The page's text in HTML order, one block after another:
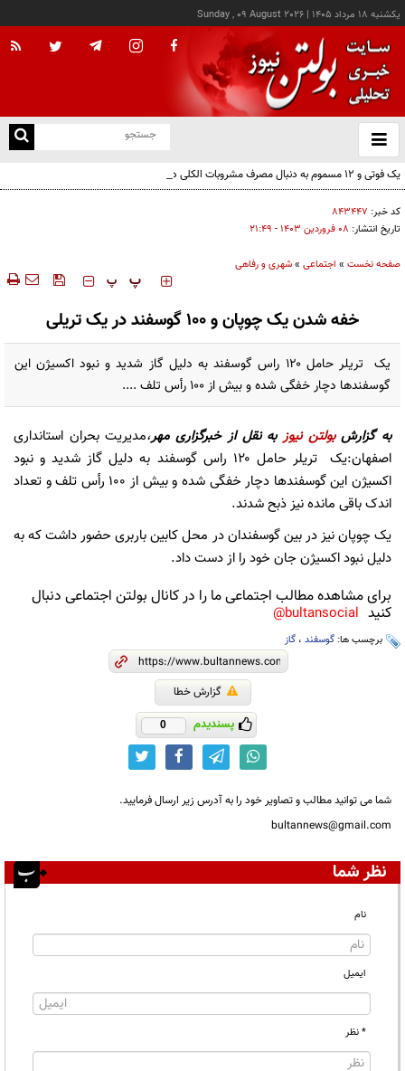
يکشنبه ۱۸ مرداد ۱۴۰۵ |
Sunday , 09 August 2026
باز
و
یک فوتی و ۱۲ مسموم به دنبال مصرف مشروبات الکلی در نیشابور
کد خبر: ۸۴۳۴۴۷
تاریخ انتشار: ۰۸ فروردين ۱۴۰۳ - ۲۱:۴۹
صفحه نخست » اجتماعی »شهری و رفاهی
‍‍‍ پ پ
خفه شدن یک چوپان و ۱۰۰ گوسفند در یک تریلی
یک تریلر حامل ۱۲۰ راس گوسفند به دلیل گاز شدید و نبود اکسیژن این
گوسفند‌ها دچار خفگی شده و بیش از ۱۰۰ رأس تلف ....
به گزارشبولتن نیوزبه نقل از خبرگزاری مهر،مدیریت بحران استانداری
اصفهان:یک تریلر حامل ۱۲۰ راس گوسفند به دلیل گاز شدید و نبود
اکسیژن این گوسفند‌ها دچار خفگی شده و بیش از ۱۰۰ رأس تلف و تعداد
اندک باقی مانده نیز ذبح شدند.
یک چوپان نیز در بین گوسفندان در محل کابین باربری حضور داشت که به
دلیل نبود اکسیژن جان خود را از دست داد.
برای مشاهده مطالب اجتماعی ما را در کانال بولتن اجتماعی دنبال
کنید bultansocial@
برچسب ها: گوسفند ، گاز
گزارش خطا
پسندیدم 0
شما می توانید مطالب و تصاویر خود را به آدرس زیر ارسال فرمایید.
bultannews@gmail.com
نظر شما
نام
ایمیل
* نظر